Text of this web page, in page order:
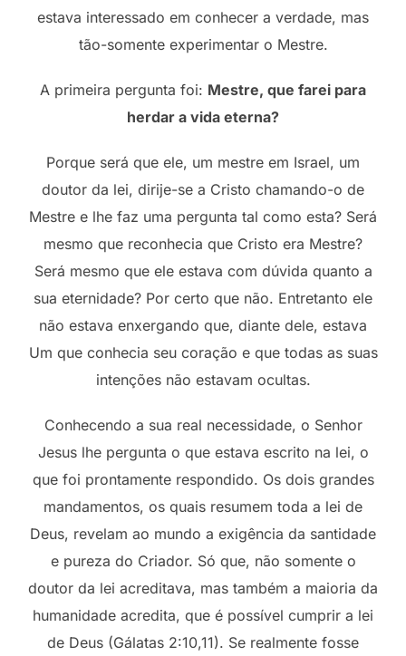
estava interessado em conhecer a verdade, mas
tão-somente experimentar o Mestre.
A primeira pergunta foi: Mestre, que farei para
herdar a vida eterna?
Porque será que ele, um mestre em Israel, um
doutor da lei, dirije-se a Cristo chamando-o de
Mestre e lhe faz uma pergunta tal como esta? Será
mesmo que reconhecia que Cristo era Mestre?
Será mesmo que ele estava com dúvida quanto a
sua eternidade? Por certo que não. Entretanto ele
não estava enxergando que, diante dele, estava
Um que conhecia seu coração e que todas as suas
intenções não estavam ocultas.
Conhecendo a sua real necessidade, o Senhor
Jesus lhe pergunta o que estava escrito na lei, o
que foi prontamente respondido. Os dois grandes
mandamentos, os quais resumem toda a lei de
Deus, revelam ao mundo a exigência da santidade
e pureza do Criador. Só que, não somente o
doutor da lei acreditava, mas também a maioria da
humanidade acredita, que é possível cumprir a lei
de Deus (Gálatas 2:10,11). Se realmente fosse